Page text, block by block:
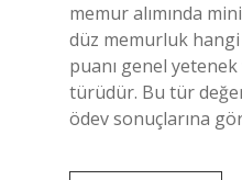
memur alımında
düz memurluk hangi
puanı genel
türüdür. Bu tür
ödev sonuçlarına